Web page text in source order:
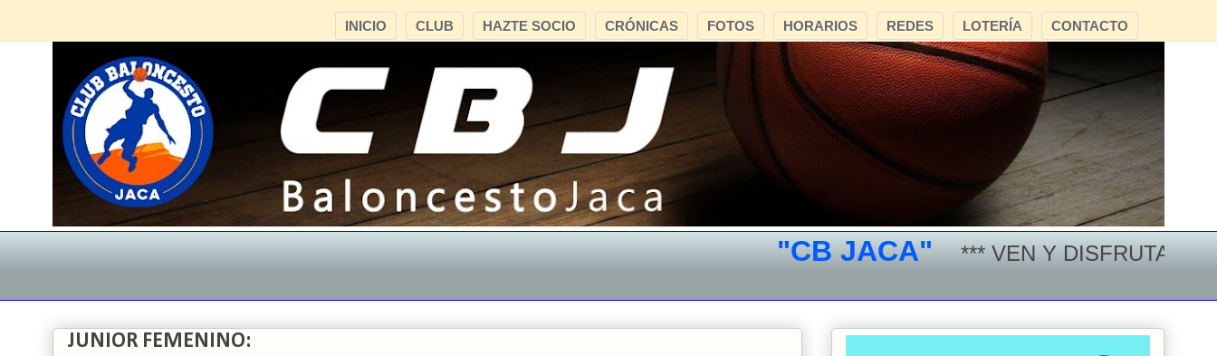
CONTACTO
LOTERÍA
REDES
HORARIOS
FOTOS
CRÓNICAS
HAZTE SOCIO
CLUB
INICIO
"CB JACA" *** VEN Y DISFRUTA DEL
JUNIOR FEMENINO: